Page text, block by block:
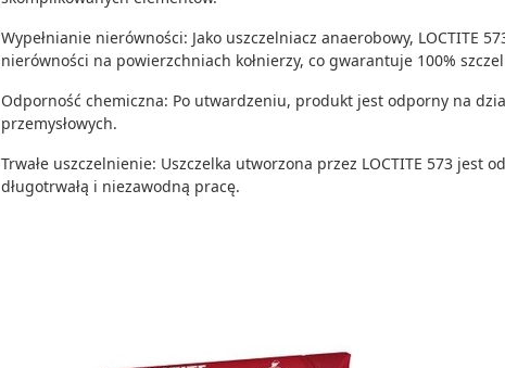
Wypełnianie nierówności: Jako uszczelniacz anaerobowy, LOCTITE
nierówności na powierzchniach kołnierzy, co gwarantuje 100%
Odporność chemiczna: Po utwardzeniu, produkt jest odporny na
przemysłowych.
Trwałe uszczelnienie: Uszczelka utworzona przez LOCTITE 573 jest
długotrwałą i niezawodną pracę.